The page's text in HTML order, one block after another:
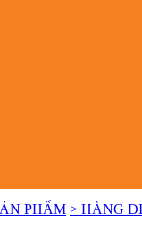
PHẨM > HÀNG